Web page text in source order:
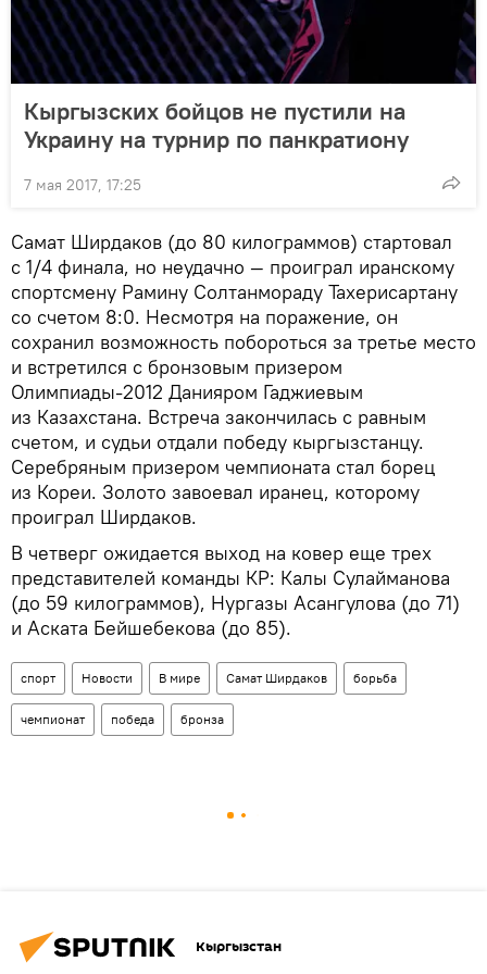
Кыргызских бойцов не пустили на
Украину на турнир по панкратиону
7 мая 2017, 17:25
Самат Ширдаков (до 80 килограммов) стартовал
с 1/4 финала, но неудачно — проиграл иранскому
спортсмену Рамину Солтанмораду Тахерисартану
со счетом 8:0. Несмотря на поражение, он
сохранил возможность побороться за третье место
и встретился с бронзовым призером
Олимпиады-2012 Данияром Гаджиевым
из Казахстана. Встреча закончилась с равным
счетом, и судьи отдали победу кыргызстанцу.
Серебряным призером чемпионата стал борец
из Кореи. Золото завоевал иранец, которому
проиграл Ширдаков.
В четверг ожидается выход на ковер еще трех
представителей команды КР: Калы Сулайманова
(до 59 килограммов), Нургазы Асангулова (до 71)
и Аската Бейшебекова (до 85).
спорт Новости В мире Самат Ширдаков борьба
чемпионат победа бронза
Кыргызстан